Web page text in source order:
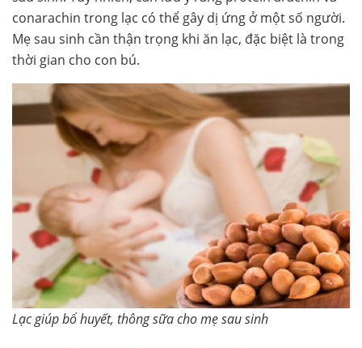
conarachin trong lạc có thể gây dị ứng ở một số người.
Mẹ sau sinh cần thận trọng khi ăn lạc, đặc biệt là trong
thời gian cho con bú.
Lạc giúp bổ huyết, thông sữa cho mẹ sau sinh